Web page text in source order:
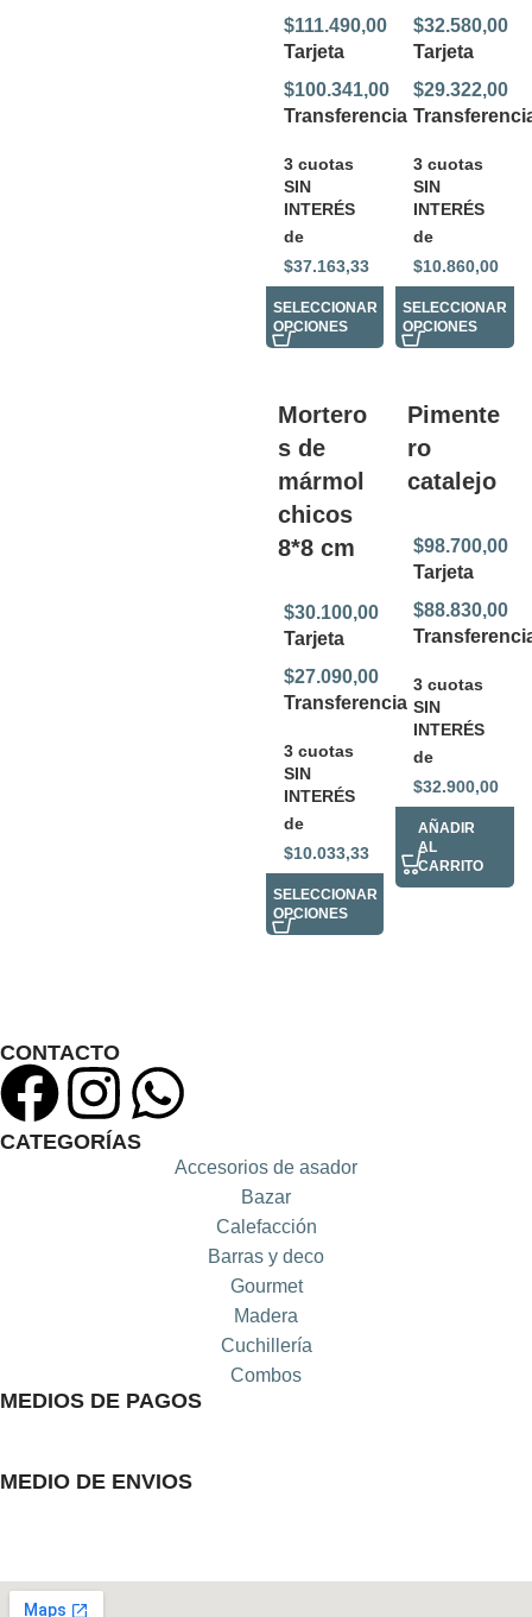
$111.490,00
Tarjeta
$100.341,00
Transferencia
3 cuotas
SIN
INTERÉS
de
$37.163,33
SELECCIONAR
OPCIONES
$32.580,00
Tarjeta
$29.322,00
3 cuotas
SIN
INTERÉS
de
$10.860,00
SELECCIONAR
OPCIONES
Mortero
s de
mármol
chicos
8*8 cm
$30.100,00
Tarjeta
$27.090,00
Transferencia
3 cuotas
SIN
INTERÉS
de
$10.033,33
SELECCIONAR
OPCIONES
Pimente
ro
catalejo
$98.700,00
Tarjeta
$88.830,00
3 cuotas
SIN
INTERÉS
de
$32.900,00
AÑADIR
AL
CARRITO
CONTACTO
CATEGORÍAS
Accesorios de asador
Bazar
Calefacción
Barras y deco
Gourmet
Madera
Cuchillería
Combos
MEDIOS DE PAGOS
MEDIO DE ENVIOS